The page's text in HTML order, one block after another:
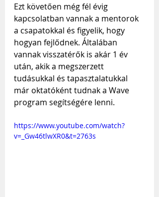
Ezt követően még fél évig
kapcsolatban vannak a mentorok
a csapatokkal és figyelik, hogy
hogyan fejlődnek. Általában
vannak visszatérők is akár 1 év
után, akik a megszerzett
tudásukkal és tapasztalatukkal
már oktatóként tudnak a Wave
program segítségére lenni.
https://www.youtube.com/watch?
v=_Gw46tlwXR0&t=2763s